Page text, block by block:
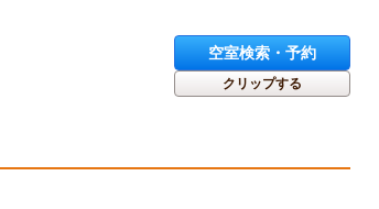
空室検索・予約
クリップする